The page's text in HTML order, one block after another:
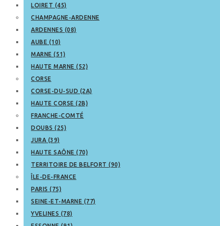
LOIRET (45)
CHAMPAGNE-ARDENNE
ARDENNES (08)
AUBE (10)
MARNE (51)
HAUTE MARNE (52)
CORSE
CORSE-DU-SUD (2A)
HAUTE CORSE (2B)
FRANCHE-COMTÉ
DOUBS (25)
JURA (39)
HAUTE SAÔNE (70)
TERRITOIRE DE BELFORT (90)
ÎLE-DE-FRANCE
PARIS (75)
SEINE-ET-MARNE (77)
YVELINES (78)